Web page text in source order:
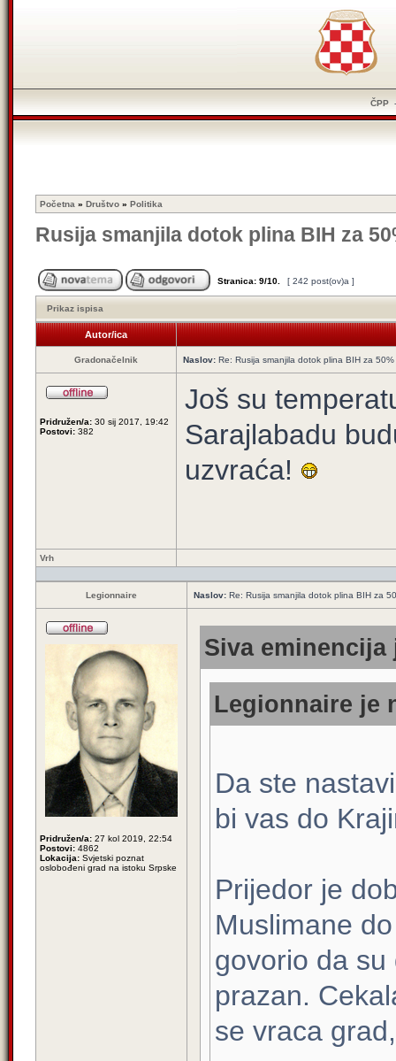
ČPP
Početna » Društvo » Politika
Rusija smanjila dotok plina BIH za
Stranica: 9/10 [ 242 post(ov)a ]
Prikaz ispisa
Autor/ica
Gradonačelnik Naslov: Re: Rusija smanjila dotok plina BIH za 50%
Pridružen/a: 30 sij 2017, 19:42
Postovi: 382
Još su
Sarajlabadu
uzvraća!
Vrh
Legionnaire Naslov: Re: Rusija smanjila dotok plina BIH za
Pridružen/a: 27 kol 2019, 22:54
Postovi: 4862
Lokacija: Svjetski poznat
oslobođeni grad na istoku Srpske
Siva eminencija
Legionnaire je
Da ste
bi vas do
Prijedor je
Muslimane
govorio da
prazan.
se vraca